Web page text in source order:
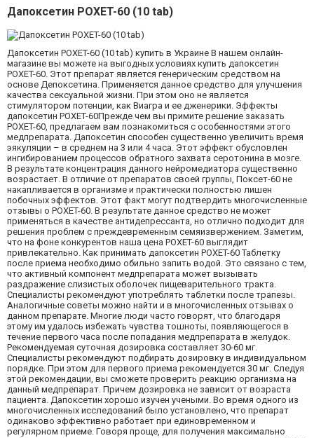
Дапоксетин POXET-60 (10 tab)
Дапоксетин POXET-60 (10 tab) купить в Украине В нашем онлайн-
магазине вы можете на выгодных условиях купить дапоксетин
POXET-60. Этот препарат является генерическим средством на
основе Депоксетина. Применяется данное средство для улучшения
качества сексуальной жизни. При этом оно не является
стимулятором потенции, как Виагра и ее дженерики. Эффекты
дапоксетин POXET-60Прежде чем вы примите решение заказать
POXET-60, предлагаем вам познакомиться с особенностями этого
медпрепарата. Дапоксетин способен существенно увеличить время
эякуляции – в среднем на 3 или 4 часа. Этот эффект обусловлен
ингибированием процессов обратного захвата серотонина в мозге.
В результате концентрация данного нейромедиатора существенно
возрастает. В отличие от препаратов своей группы, Поксет-60 не
накапливается в организме и практически полностью лишен
побочных эффектов. Этот факт могут подтвердить многочисленные
отзывы о POXET-60. В результате данное средство не может
применяться в качестве антидепрессанта, но отлично подходит для
решения проблем с преждевременным семяизвержением. Заметим,
что на фоне конкурентов наша цена POXET-60 выглядит
привлекательно. Как принимать дапоксетин POXET-60 Таблетку
после приема необходимо обильно запить водой. Это связано с тем,
что активный компонент медпрепарата может вызывать
раздражение слизистых оболочек пищеварительного тракта.
Специалисты рекомендуют употреблять таблетки после трапезы.
Аналогичные советы можно найти и в многочисленных отзывах о
данном препарате. Многие люди часто говорят, что благодаря
этому им удалось избежать чувства тошноты, появляющегося в
течение первого часа после попадания медпрепарата в желудок.
Рекомендуемая суточная дозировка составляет 30-60 мг.
Специалисты рекомендуют подбирать дозировку в индивидуальном
порядке. При этом для первого приема рекомендуется 30 мг. Следуя
этой рекомендации, вы сможете проверить реакцию организма на
данный медпрепарат. Причем дозировка не зависит от возраста
пациента. Дапоксетин хорошо изучен учеными. Во время одного из
многочисленных исследований было установлено, что препарат
одинаково эффективно работает при единовременном и
регулярном приеме. Говоря проще, для получения максимально